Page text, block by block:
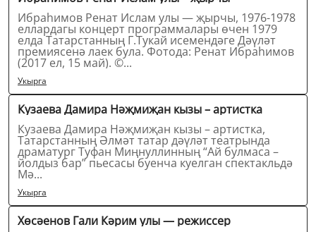
Ибраһимов Ренат Ислам улы — җырчы, 1976-1978
еллардагы концерт программалары өчен 1979
елда Татарстанның Г.Тукай исемендәге Дәүләт
премиясенә лаек була. Фотода: Ренат Ибраһимов
(2017 ел, 15 май). ©...
Укырга
Кузаева Дамира Нәҗмиҗан кызы – артистка
Кузаева Дамира Нәҗмиҗан кызы – артистка,
Татарстанның Әлмәт татар дәүләт театрында
драматург Туфан Миңнуллинның “Ай булмаса –
йолдыз бар” пьесасы буенча куелган спектакльдә
Мә...
Укырга
Хөсәенов Гали Кәрим улы — режиссер